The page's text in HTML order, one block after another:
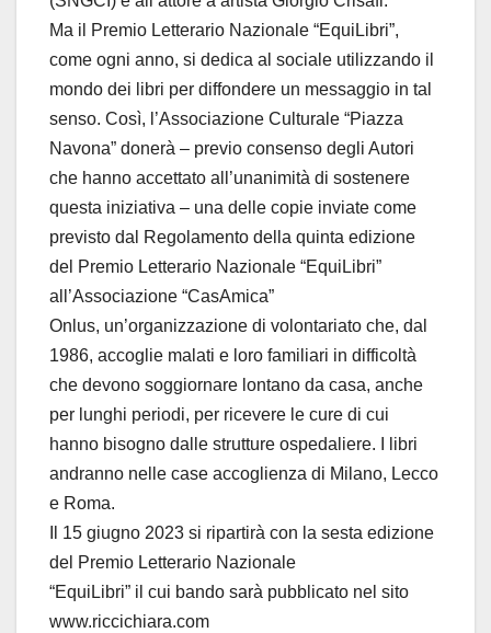
Ma il Premio Letterario Nazionale “EquiLibri”,
come ogni anno, si dedica al sociale utilizzando il
mondo dei libri per diffondere un messaggio in tal
senso. Così, l’Associazione Culturale “Piazza
Navona” donerà – previo consenso degli Autori
che hanno accettato all’unanimità di sostenere
questa iniziativa – una delle copie inviate come
previsto dal Regolamento della quinta edizione
del Premio Letterario Nazionale “EquiLibri”
all’Associazione “CasAmica”
Onlus, un’organizzazione di volontariato che, dal
1986, accoglie malati e loro familiari in difficoltà
che devono soggiornare lontano da casa, anche
per lunghi periodi, per ricevere le cure di cui
hanno bisogno dalle strutture ospedaliere. I libri
andranno nelle case accoglienza di Milano, Lecco
e Roma.
Il 15 giugno 2023 si ripartirà con la sesta edizione
del Premio Letterario Nazionale
“EquiLibri” il cui bando sarà pubblicato nel sito
www.riccichiara.com